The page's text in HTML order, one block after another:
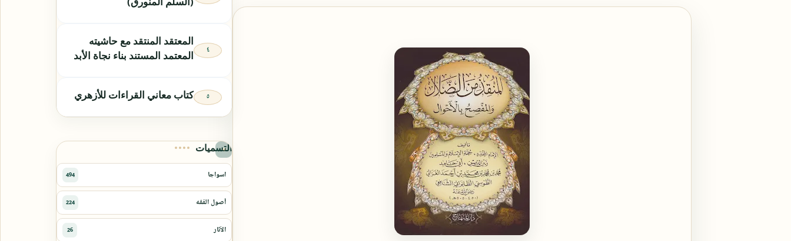
المعتقد المنتقد مع حاشيته
المعتمد المستند بناء نجاة الأبد
كتاب معاني القراءات للأزهري
التسميات